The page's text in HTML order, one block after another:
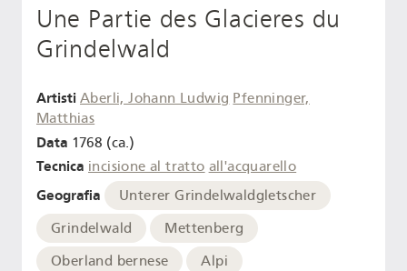
Une Partie des Glacieres du
Grindelwald
Artisti Aberli, Johann Ludwig Pfenninger,
Matthias
Data 1768 (ca.)
Tecnica incisione al tratto all'acquarello
Geografia
Unterer Grindelwaldgletscher
Grindelwald
Mettenberg
Oberland bernese
Alpi